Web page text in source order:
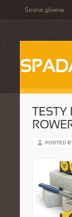
Strona główna
POSTED